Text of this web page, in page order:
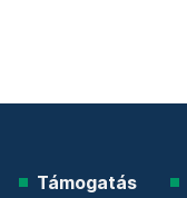
Támogatás